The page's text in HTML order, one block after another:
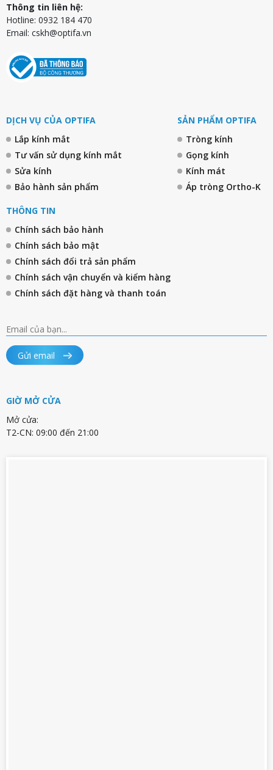
Thông tin liên hệ:
Hotline: 0932 184 470
Email: cskh@optifa.vn
DỊCH VỤ CỦA OPTIFA
Lắp kính mắt
Tư vấn sử dụng kính mắt
Sửa kính
Bảo hành sản phẩm
SẢN PHẨM OPTIFA
Tròng kính
Gọng kính
Kính mát
Áp tròng Ortho-K
THÔNG TIN
Chính sách bảo hành
Chính sách bảo mật
Chính sách đổi trả sản phẩm
Chính sách vận chuyển và kiểm hàng
Chính sách đặt hàng và thanh toán
Gửi email
GIỜ MỞ CỬA
Mở cửa:
T2-CN: 09:00 đến 21:00